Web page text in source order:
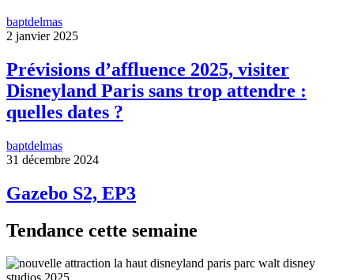
baptdelmas
2 janvier 2025
Prévisions d’affluence 2025, visiter
Disneyland Paris sans trop attendre :
quelles dates ?
baptdelmas
31 décembre 2024
Gazebo S2, EP3
Tendance cette semaine